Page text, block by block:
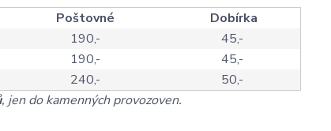
Poštovné
Dobírka
190,-
45,-
190,-
45,-
240,-
50,-
, jen do kamenných provozoven.